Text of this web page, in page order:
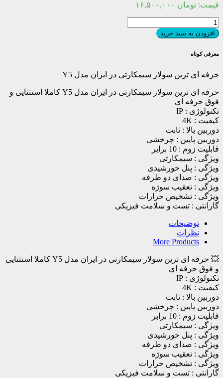
قیمت: تومان
حرفه
ای
ترین
سولار
سیمکارتی
ایران
مدل
Y5
عدد
افزودن به سبد خرید
معرفی کوتاه
حرفه ای ترین سولار سیمکارتی در ایران مدل Y5
حرفه ای ترین سولار سیمکارتی در ایران مدل Y5 کاملا استثنایی و
فوق حرفه ای
تکنولوژی : IP
کیفیت : 4K
دوربین بالا : ثابت
دوربین پایین : چرخشی
قابلیت زوم : 10 برابر
ویژگی : سیمکارتی
ویژگی : پنل خورشیدی
ویژگی : صدای دو طرفه
ویژگی : تعقیب سوژه
ویژگی : تشخیص حرارات
گارانتی : تست و سلامت فیزیکی
توضیحات
نظرات
More Products
💥 حرفه ای ترین سولار سیمکارتی در ایران مدل Y5 کاملا استثنایی
و فوق حرفه ای
تکنولوژی : IP
کیفیت : 4K
دوربین بالا : ثابت
دوربین پایین : چرخشی
قابلیت زوم : 10 برابر
ویژگی : سیمکارتی
ویژگی : پنل خورشیدی
ویژگی : صدای دو طرفه
ویژگی : تعقیب سوژه
ویژگی : تشخیص حرارات
گارانتی : تست و سلامت فیزیکی